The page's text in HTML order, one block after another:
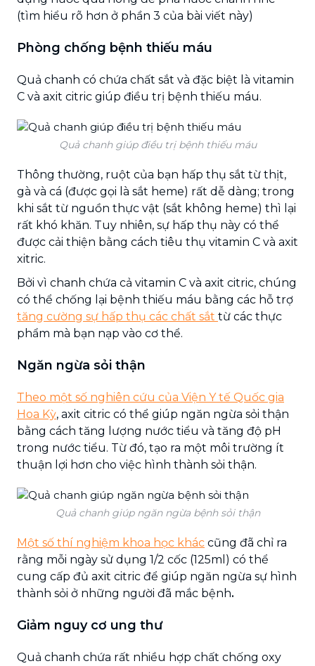
(tìm hiểu rõ hơn ở phần 3 của bài viết này)
Phòng chống bệnh thiếu máu
Quả chanh có chứa chất sắt và đặc biệt là vitamin
C và axit citric giúp điều trị bệnh thiếu máu.
Quả chanh giúp điều trị bệnh thiếu máu
Thông thường, ruột của bạn hấp thụ sắt từ thịt,
gà và cá (được gọi là sắt heme) rất dễ dàng; trong
khi sắt từ nguồn thực vật (sắt không heme) thì lại
rất khó khăn. Tuy nhiên, sự hấp thụ này có thể
được cải thiện bằng cách tiêu thụ vitamin C và axit
xitric.
Bởi vì chanh chứa cả vitamin C và axit citric, chúng
có thể chống lại bệnh thiếu máu bằng các hỗ trợ
tăng cường sự hấp thụ các chất sắt từ các thực
phẩm mà bạn nạp vào cơ thể.
Ngăn ngừa sỏi thận
Theo một số nghiên cứu của Viện Y tế Quốc gia
Hoa Kỳ, axit citric có thể giúp ngăn ngừa sỏi thận
bằng cách tăng lượng nước tiểu và tăng độ pH
trong nước tiểu. Từ đó, tạo ra một môi trường ít
thuận lợi hơn cho việc hình thành sỏi thận.
Quả chanh giúp ngăn ngừa bệnh sỏi thận
Một số thí nghiệm khoa học khác cũng đã chỉ ra
rằng mỗi ngày sử dụng 1/2 cốc (125ml) có thể
cung cấp đủ axit citric để giúp ngăn ngừa sự hình
thành sỏi ở những người đã mắc bệnh.
Giảm nguy cơ ung thư
Quả chanh chứa rất nhiều hợp chất chống oxy